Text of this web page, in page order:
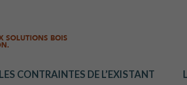
LES CONTRAINTES DE L’EXISTANT